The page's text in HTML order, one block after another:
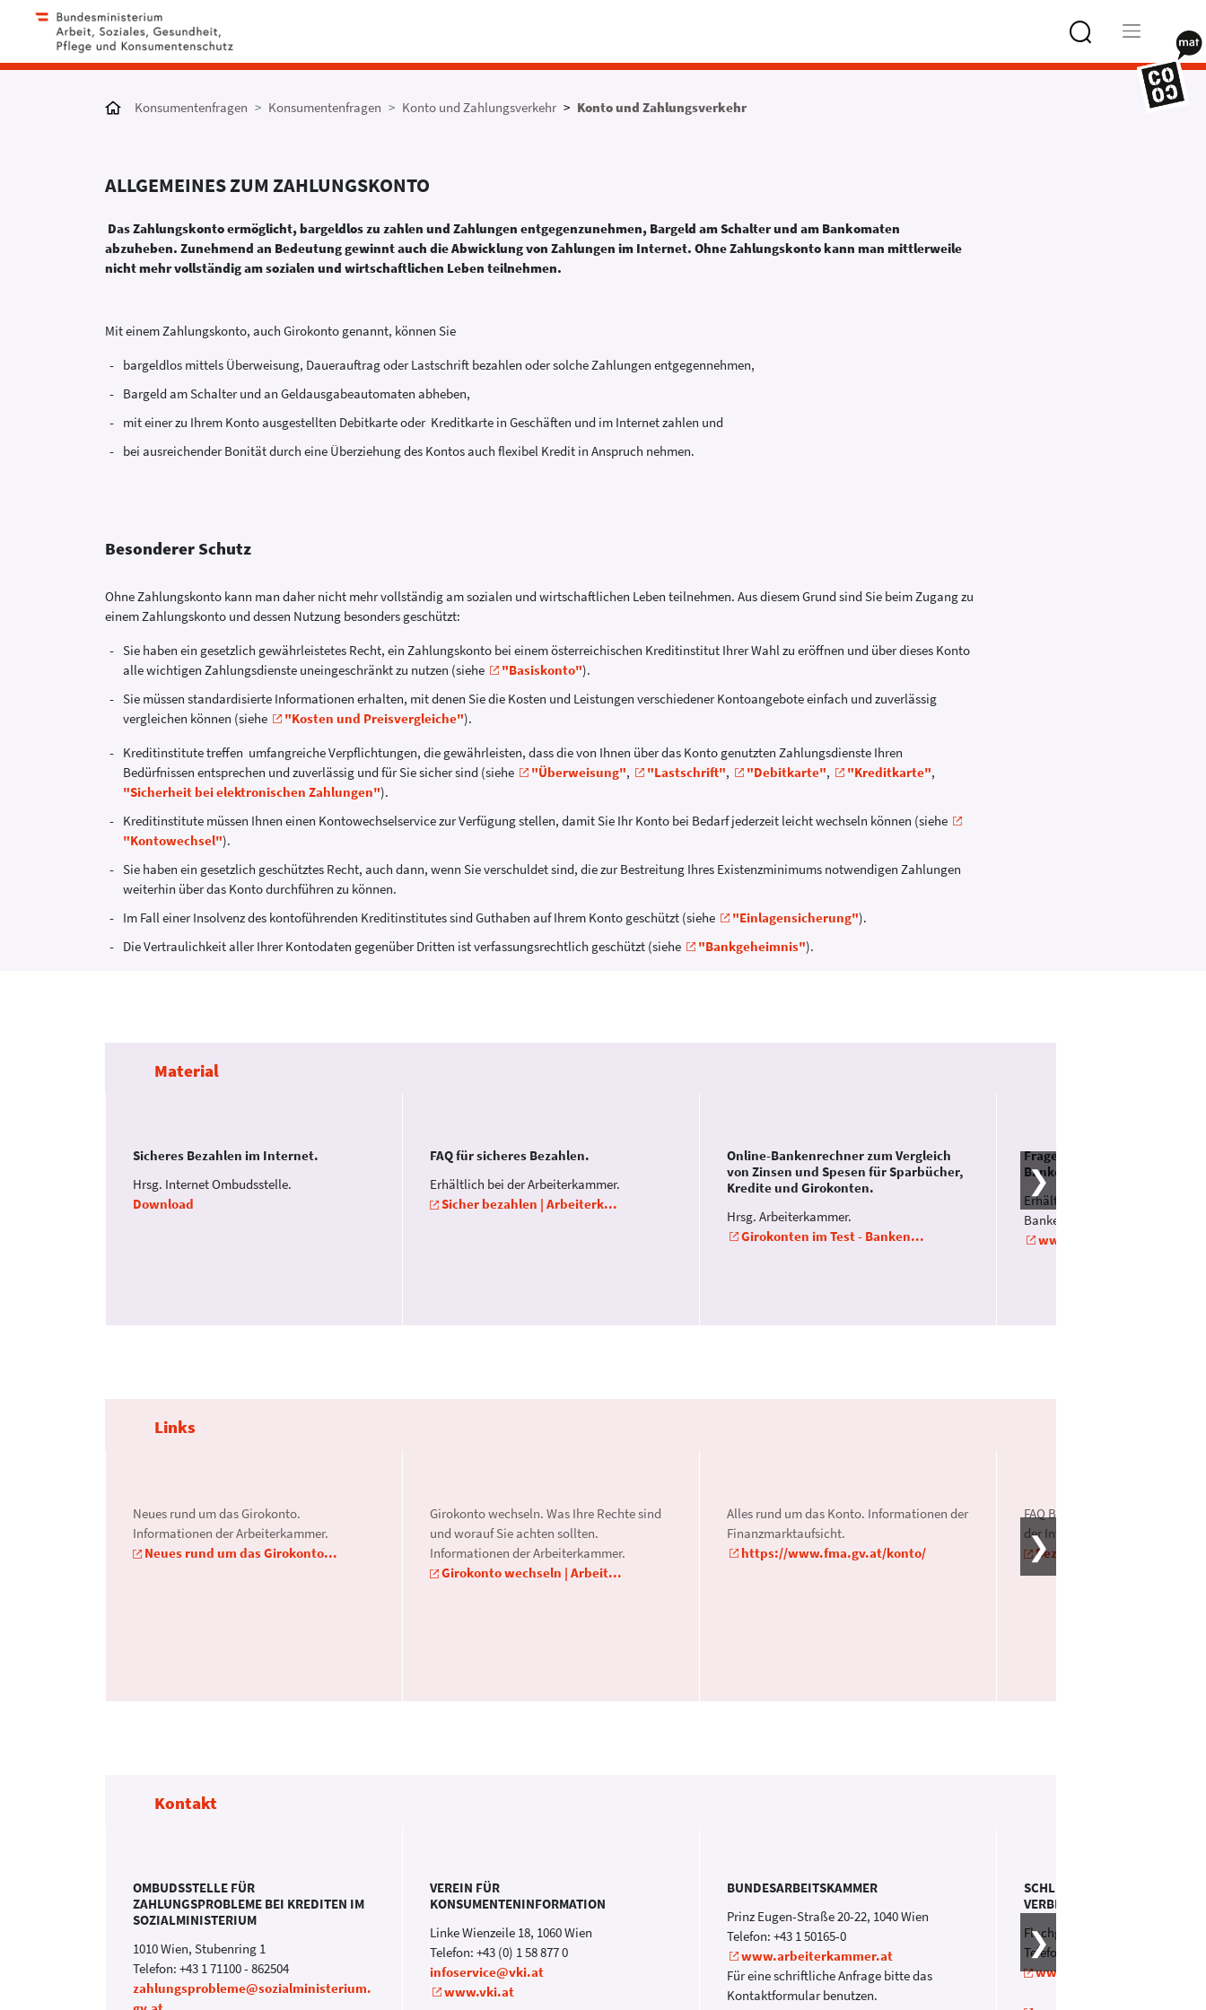
Konsumentenfragen Konsumentenfragen Konto und Zahlungsverkehr Konto und Zahlungsverkehr
ALLGEMEINES ZUM ZAHLUNGSKONTO
Das Zahlungskonto ermöglicht, bargeldlos zu zahlen und Zahlungen entgegenzunehmen, Bargeld am Schalter und am Bankomaten
abzuheben. Zunehmend an Bedeutung gewinnt auch die Abwicklung von Zahlungen im Internet. Ohne Zahlungskonto kann man mittlerweile
nicht mehr vollständig am sozialen und wirtschaftlichen Leben teilnehmen.
Mit einem Zahlungskonto, auch Girokonto genannt, können Sie
bargeldlos mittels Überweisung, Dauerauftrag oder Lastschrift bezahlen oder solche Zahlungen entgegennehmen,
Bargeld am Schalter und an Geldausgabeautomaten abheben,
mit einer zu Ihrem Konto ausgestellten Debitkarte oder Kreditkarte in Geschäften und im Internet zahlen und
bei ausreichender Bonität durch eine Überziehung des Kontos auch flexibel Kredit in Anspruch nehmen.
Besonderer Schutz
Ohne Zahlungskonto kann man daher nicht mehr vollständig am sozialen und wirtschaftlichen Leben teilnehmen. Aus diesem Grund sind Sie beim Zugang zu
einem Zahlungskonto und dessen Nutzung besonders geschützt:
Sie haben ein gesetzlich gewährleistetes Recht, ein Zahlungskonto bei einem österreichischen Kreditinstitut Ihrer Wahl zu eröffnen und über dieses Konto
alle wichtigen Zahlungsdienste uneingeschränkt zu nutzen (siehe
"Basiskonto").
Sie müssen standardisierte Informationen erhalten, mit denen Sie die Kosten und Leistungen verschiedener Kontoangebote einfach und zuverlässig
vergleichen können (siehe
"Kosten und Preisvergleiche").
Kreditinstitute treffen umfangreiche Verpflichtungen, die gewährleisten, dass die von Ihnen über das Konto genutzten Zahlungsdienste Ihren
Bedürfnissen entsprechen und zuverlässig und für Sie sicher sind (siehe
"Überweisung", "Lastschrift", "Debitkarte", "Kreditkarte",
"Sicherheit bei elektronischen Zahlungen").
Kreditinstitute müssen Ihnen einen Kontowechselservice zur Verfügung stellen, damit Sie Ihr Konto bei Bedarf jederzeit leicht wechseln können (siehe
"Kontowechsel").
Sie haben ein gesetzlich geschütztes Recht, auch dann, wenn Sie verschuldet sind, die zur Bestreitung Ihres Existenzminimums notwendigen Zahlungen
weiterhin über das Konto durchführen zu können.
Im Fall einer Insolvenz des kontoführenden Kreditinstitutes sind Guthaben auf Ihrem Konto geschützt (siehe
"Einlagensicherung").
Die Vertraulichkeit aller Ihrer Kontodaten gegenüber Dritten ist verfassungsrechtlich geschützt (siehe
"Bankgeheimnis").
Material
Sicheres Bezahlen im Internet.
Hrsg. Internet Ombudsstelle.
Download
FAQ für sicheres Bezahlen.
Erhältlich bei der Arbeiterkammer.
Sicher bezahlen | Arbeiterk...
Online-Bankenrechner zum Vergleich
von Zinsen und Spesen für Sparbücher,
Kredite und Girokonten.
Hrsg. Arbeiterkammer.
Girokonten im Test - Banken...
Fragen und Antworten der
Bankenschlichtung
Erhältlich bei der
Bankenschlichtungsstelle.
Links
Neues rund um das Girok­onto.
Informationen der Arbeiterkammer.
Neues rund um das Girokonto...
Girokonto wechseln. Was Ihre Rechte sind
und wo­rauf Sie achten sollten.
Informationen der Arbeiterkammer.
Girokonto wechseln | Arbeit...
Alles rund um das Konto. Informationen der
Finanzmarktaufsicht.
https://www.fma.gv.at/konto/
FAQ Bezahlen im Internet.
der Internetombudsstelle.
Bezahlen im Internet -
Kontakt
OMBUDSSTELLE FÜR
ZAHLUNGSPROBLEME BEI KREDITEN IM
SOZIALMINISTERIUM
1010 Wien, Stubenring 1
Telefon: +43 1 71100 - 862504
zahlungsprobleme@sozialministerium.
VEREIN FÜR
KONSUMENTENINFORMATION
Linke Wienzeile 18, 1060 Wien
Telefon: +43 (0) 1 58 877 0
infoservice@vki.at
www.vki.at
BUNDESARBEITSKAMMER
Prinz Eugen-Straße 20-22, 1040 Wien
Telefon: +43 1 50165-0
www.arbeiterkammer.at
Für eine schriftliche Anfrage bitte das
Kontaktformular benutzen.
SCHLICHTUNG FÜR
VERBRAUCHERGESCHÄFTE
Flachgasse 30/2. OG, 1150 Wien
Telefon: +43 1 890 63 11